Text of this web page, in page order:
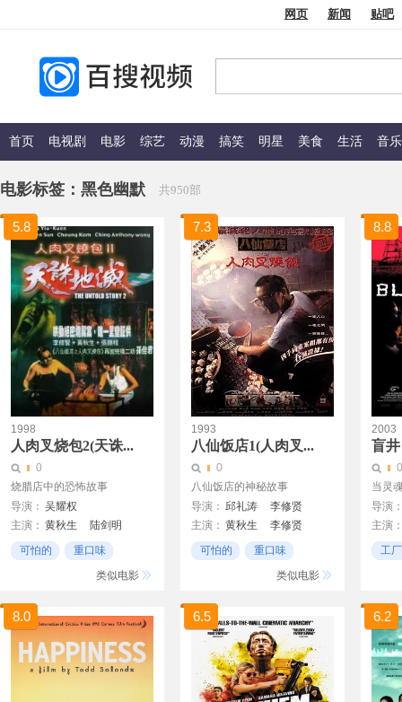
网页 新闻 贴吧
首页 电视剧 电影 综艺 动漫 搞笑 明星 美食 生活 音乐
电影标签： 黑色幽默 共950部
5.8
1998
人肉叉烧包2(天诛...
0
烧腊店中的恐怖故事
导演： 吴耀权
主演： 黄秋生
陆剑明
张锦程
黄锦燊
罗兰
可怕的
重口味
类似电影
7.3
1993
八仙饭店1(人肉叉...
0
八仙饭店的神秘故事
导演： 邱礼涛
李修贤
主演： 黄秋生
李修贤
关宝慧
刘兆铭 成奎安
可怕的
重口味
类似电影
8.8
2003
盲井
0
当灵
导演
主演
李易
工
8.0 6.5 6.2